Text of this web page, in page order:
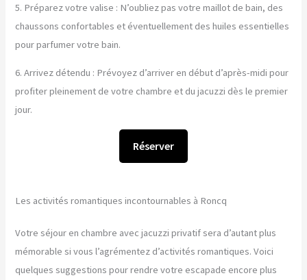
5. Préparez votre valise : N’oubliez pas votre maillot de bain, des
chaussons confortables et éventuellement des huiles essentielles
pour parfumer votre bain.
6. Arrivez détendu : Prévoyez d’arriver en début d’après-midi pour
profiter pleinement de votre chambre et du jacuzzi dès le premier
jour.
Réserver
Les activités romantiques incontournables à Roncq
Votre séjour en chambre avec jacuzzi privatif sera d’autant plus
mémorable si vous l’agrémentez d’activités romantiques. Voici
quelques suggestions pour rendre votre escapade encore plus